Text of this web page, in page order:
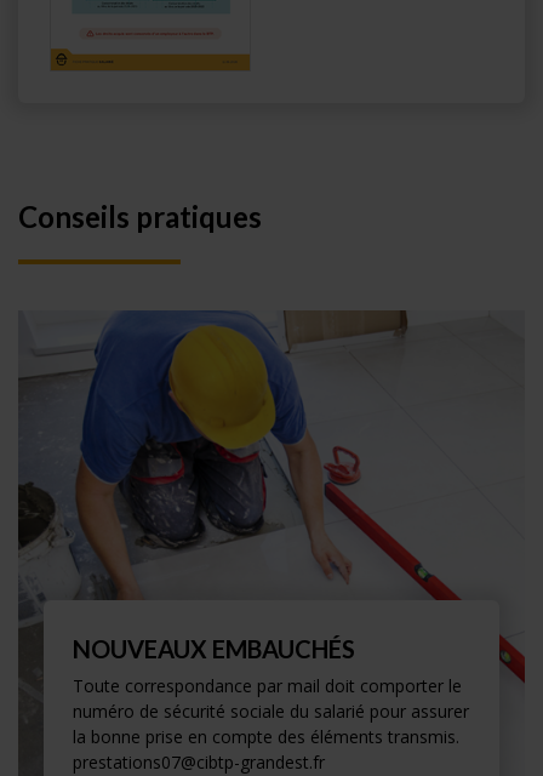
Conseils pratiques
NOUVEAUX EMBAUCHÉS
Toute correspondance par mail doit comporter le
numéro de sécurité sociale du salarié pour assurer
la bonne prise en compte des éléments transmis.
prestations07@cibtp-grandest.fr